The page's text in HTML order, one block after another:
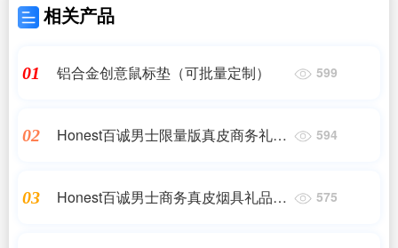
相关产品
01 铝合金创意鼠标垫（可批量定制） 599
02
Honest百诚男士限量版真皮商务礼品
594
03
Honest百诚男士商务真皮烟具礼品套
575